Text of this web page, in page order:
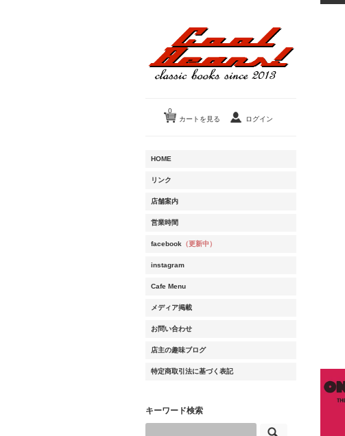
カートを見る
0
ログイン
HOME
リンク
店舗案内
営業時間
facebook （更新中）
instagram
Cafe Menu
メディア掲載
お問い合わせ
店主の趣味ブログ
特定商取引法に基づく表記
キーワード検索